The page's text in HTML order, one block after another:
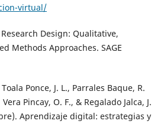
virtual/
Design: Qualitative,
Methods Approaches. SAGE
Ponce, J. L., Parrales Baque, R.
Pincay, O. F., & Regalado Jalca, J.
Aprendizaje digital: estrategias y